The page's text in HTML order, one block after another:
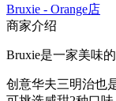
Bruxie - Orange店
商家介绍
Bruxie是一家美味
创意华夫三明治也